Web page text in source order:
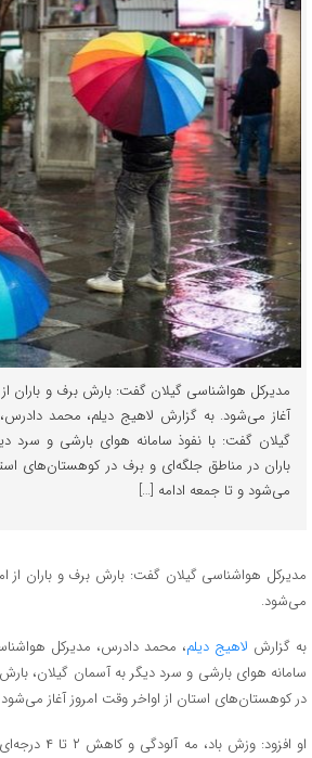
مدیرکل هواشناسی گیلان گفت: بارش برف و باران
آغاز می‌شود. به گزارش لاهیج دیلم، محمد
گیلان گفت: با نفوذ سامانه هوای بارشی و سرد
باران در مناطق جلگه‌ای و برف در کوهستان‌های
می‌شود و تا جمعه ادامه […]
مدیرکل هواشناسی گیلان گفت: بارش برف و باران از
می‌شود.
به گزارش لاهیج دیلم، محمد دادرس، مدیرکل
سامانه هوای بارشی و سرد دیگر به آسمان گیلان،
در کوهستان‌های استان از اواخر وقت امروز آغاز می‌شود
او افزود: